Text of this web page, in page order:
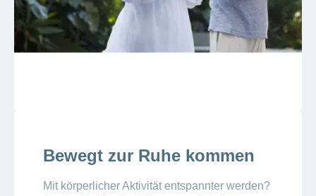
Bewegt zur Ruhe kommen
Mit körperlicher Aktivität entspannter werden?